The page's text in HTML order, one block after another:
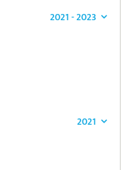
2021 - 2023
2021